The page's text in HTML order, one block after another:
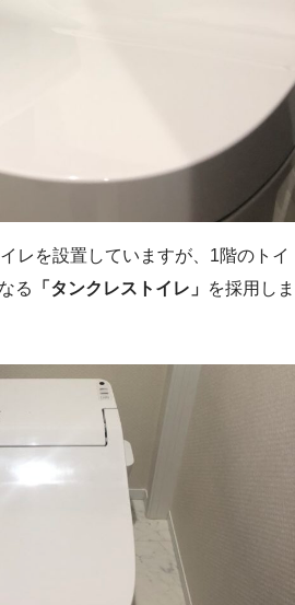
レを設置していますが、1階のトイ
る
「タンクレストイレ」 を採用しま